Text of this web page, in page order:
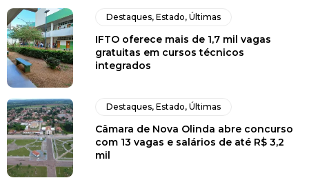
Destaques,Estado,Últimas
IFTO oferece mais de 1,7 mil vagas
gratuitas em cursos técnicos
integrados
Destaques,Estado,Últimas
Câmara de Nova Olinda abre concurso
com 13 vagas e salários de até R$ 3,2
mil